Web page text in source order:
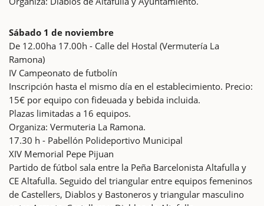
Sábado 1 de noviembre
De 12.00ha 17.00h - Calle del Hostal (Vermutería La
Ramona)
IV Campeonato de futbolín
Inscripción hasta el mismo día en el establecimiento. Precio:
15€ por equipo con fideuada y bebida incluida.
Plazas limitadas a 16 equipos.
Organiza: Vermuteria La Ramona.
17.30 h - Pabellón Polideportivo Municipal
XIV Memorial Pepe Pijuan
Partido de fútbol sala entre la Peña Barcelonista Altafulla y
CE Altafulla. Seguido del triangular entre equipos femeninos
de Castellers, Diablos y Bastoneros y triangular masculino